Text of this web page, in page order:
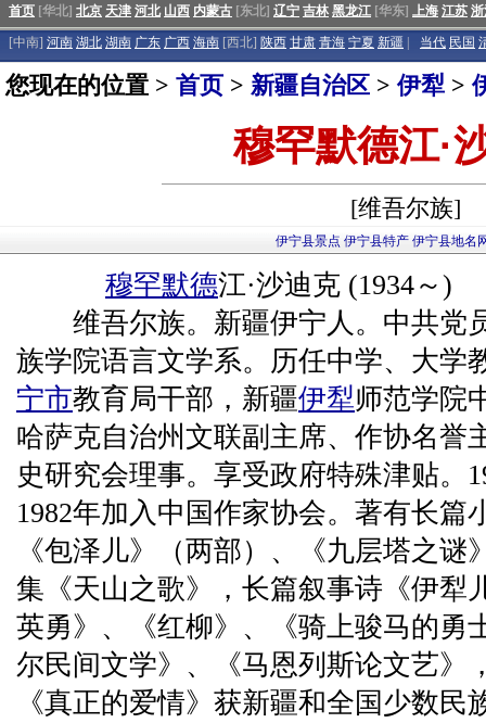
首页 [华北] 北京 天津 河北 山西 内蒙古 [东北] 辽宁 吉林 黑龙江 [华东] 上海 江苏
[中南] 河南 湖北 湖南 广东 广西 海南 [西北] 陕西 甘肃 青海 宁夏 新疆 当代 民国
您现在的位置 > 首页 > 新疆自治区 > 伊犁 >
穆罕默德江·
[维吾尔族]
伊宁县景点 伊宁县特产 伊宁县地名
穆罕默德江·沙迪克 (1934～)
维吾尔族。新疆伊宁人。中共党
族学院语言文学系。历任中学、大学
宁市教育局干部，新疆伊犁师范学院
哈萨克自治州文联副主席、作协名誉
史研究会理事。享受政府特殊津贴。
1982年加入中国作家协会。著有长篇
《包泽儿》（两部）、《九层塔之
集《天山之歌》，长篇叙事诗《伊犁
英勇》、《红柳》、《骑上骏马的勇
尔民间文学》、《马恩列斯论文艺》
《真正的爱情》获新疆和全国少数